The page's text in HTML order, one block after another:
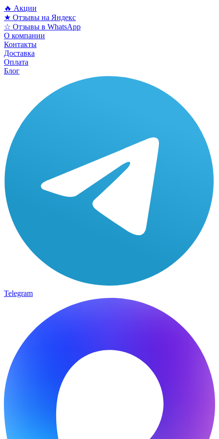
🔥 Акции
★ Отзывы на Яндекс
☆ Отзывы в WhatsApp
О компании
Контакты
Доставка
Оплата
Блог
Telegram